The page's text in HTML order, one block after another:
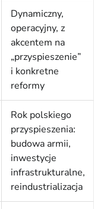
Dynamiczny,
operacyjny, z
akcentem na
„przyspieszenie”
i konkretne
reformy
Rok polskiego
przyspieszenia:
budowa armii,
inwestycje
infrastrukturalne,
reindustrializacja